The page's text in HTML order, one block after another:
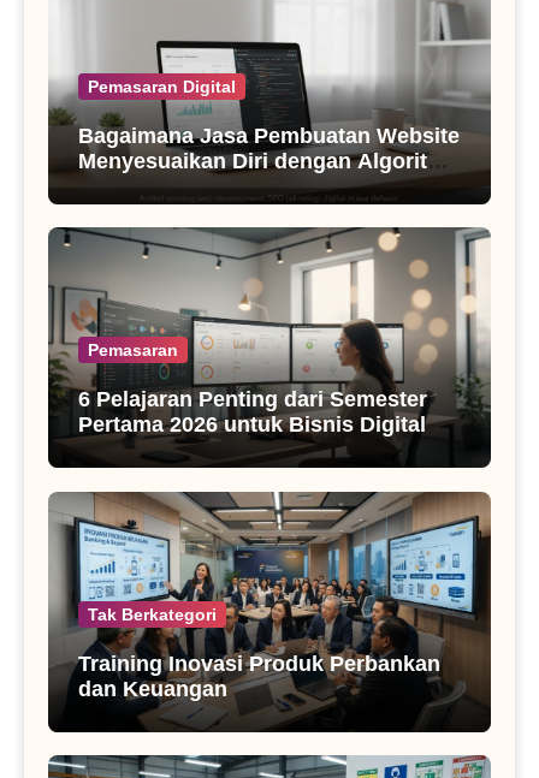
Pemasaran Digital
Bagaimana Jasa Pembuatan Website
Menyesuaikan Diri dengan Algoritma
SEO Masa Kini
Pemasaran
6 Pelajaran Penting dari Semester
Pertama 2026 untuk Bisnis Digital
Tak Berkategori
Training Inovasi Produk Perbankan
dan Keuangan